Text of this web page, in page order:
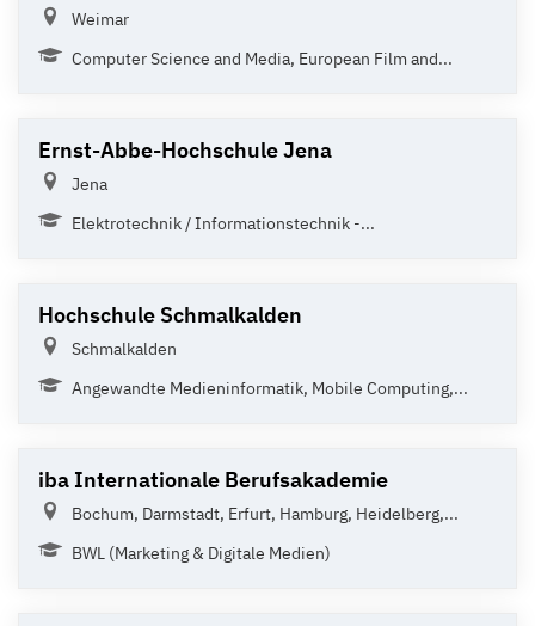
Weimar
Computer Science and Media, European Film and...
Ernst-Abbe-Hochschule Jena
Jena
Elektrotechnik / Informationstechnik -...
Hochschule Schmalkalden
Schmalkalden
Angewandte Medieninformatik, Mobile Computing,...
iba Internationale Berufsakademie
Bochum, Darmstadt, Erfurt, Hamburg, Heidelberg,...
BWL (Marketing & Digitale Medien)